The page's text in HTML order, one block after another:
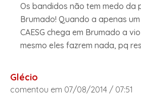
Os bandidos não tem medo da
Brumado! Quando a apenas
CAESG chega em Brumado a
mesmo eles fazrem nada, pq
Glécio
comentou em 07/08/2014 / 07:51